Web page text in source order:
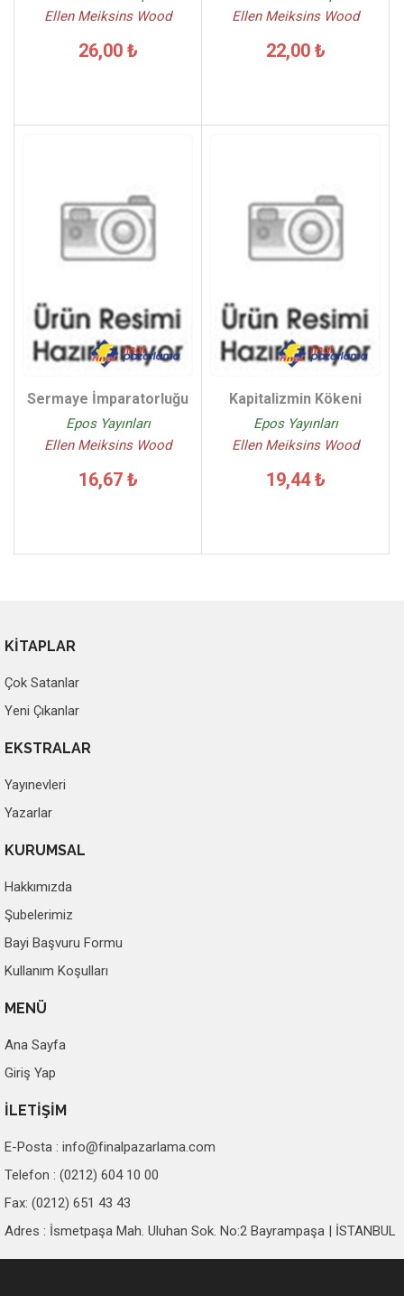
Ellen Meiksins Wood
26,00 ₺
Ellen Meiksins Wood
22,00 ₺
Sermaye İmparatorluğu
Epos Yayınları
Ellen Meiksins Wood
16,67 ₺
Kapitalizmin Kökeni
Epos Yayınları
Ellen Meiksins Wood
19,44 ₺
KİTAPLAR
Çok Satanlar
Yeni Çıkanlar
EKSTRALAR
Yayınevleri
Yazarlar
KURUMSAL
Hakkımızda
Şubelerimiz
Bayi Başvuru Formu
Kullanım Koşulları
MENÜ
Ana Sayfa
Giriş Yap
İLETİŞİM
E-Posta : info@finalpazarlama.com
Telefon : (0212) 604 10 00
Fax: (0212) 651 43 43
Adres : İsmetpaşa Mah. Uluhan Sok. No:2 Bayrampaşa | İSTANBUL